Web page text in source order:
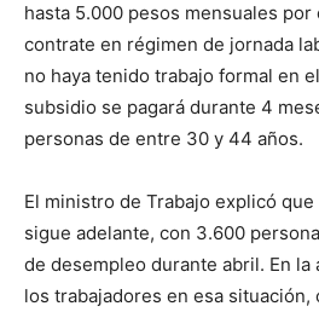
hasta 5.000 pesos mensuales por
contrate en régimen de jornada
no haya tenido trabajo formal en
subsidio se pagará durante 4
personas de entre 30 y 44 años.
El ministro de Trabajo explicó
sigue adelante, con 3.600
de desempleo durante abril. En
los trabajadores en esa situación,